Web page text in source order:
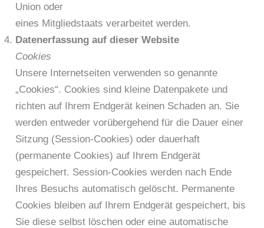
Union oder
eines Mitgliedstaats verarbeitet werden.
Datenerfassung auf dieser Website
Cookies
Unsere Internetseiten verwenden so genannte
„Cookies“. Cookies sind kleine Datenpakete und
richten auf Ihrem Endgerät keinen Schaden an. Sie
werden entweder vorübergehend für die Dauer einer
Sitzung (Session-Cookies) oder dauerhaft
(permanente Cookies) auf Ihrem Endgerät
gespeichert. Session-Cookies werden nach Ende
Ihres Besuchs automatisch gelöscht. Permanente
Cookies bleiben auf Ihrem Endgerät gespeichert, bis
Sie diese selbst löschen oder eine automatische